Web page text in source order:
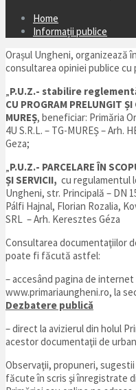
Home
Informații publice
Orașul Ungheni, organizează
consultarea opiniei publice cu
„P.U.Z.- stabilire
CU PROGRAM PRELUNGIT
MUREȘ, beneficiar: Primăria
4U S.R.L. – TG-MUREȘ – Arh.
Geza;
„P.U.Z.- PARCELARE ÎN
ȘI SERVICII, cu regulamentul
Ungheni, str. Principală – DN
Pálfi Hajnal, Florian Rozalia,
SRL – Arh. Keresztes Géza
Consultarea documentaţiilor
poate fi făcută astfel:
– accesând pagina de internet
www.primariaungheni.ro, la
Dezbatere publică
– direct la avizierul din holul
acestor documentaţii de
Observaţii, propuneri,
făcute în scris şi înregistrate